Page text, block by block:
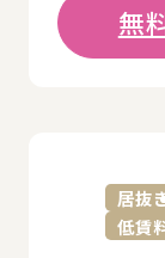
無
居抜
低賃